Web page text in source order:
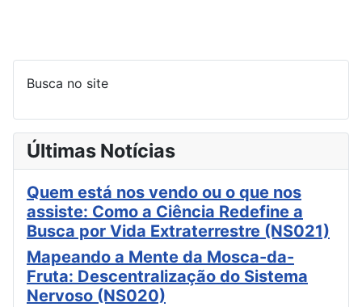
Busca no site
Últimas Notícias
Quem está nos vendo ou o que nos
assiste: Como a Ciência Redefine a
Busca por Vida Extraterrestre (NS021)
Mapeando a Mente da Mosca-da-
Fruta: Descentralização do Sistema
Nervoso (NS020)